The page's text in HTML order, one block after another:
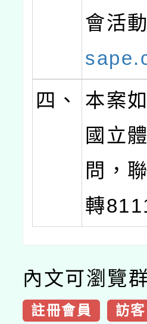
會活
四、
本案
國立
問，
轉
內文可瀏覽
註冊會員 訪客